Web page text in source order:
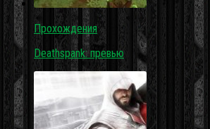
Прохождения
Deathspank: превью